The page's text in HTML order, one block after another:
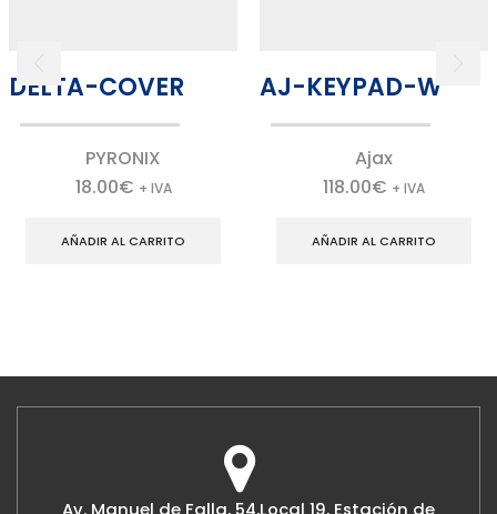
DELTA-COVER
PYRONIX
18.00€ + IVA
AÑADIR AL CARRITO
AJ-KEYPAD-W
Ajax
118.00€ + IVA
AÑADIR AL CARRITO
Av. Manuel de Falla, 54,Local 19, Estación de